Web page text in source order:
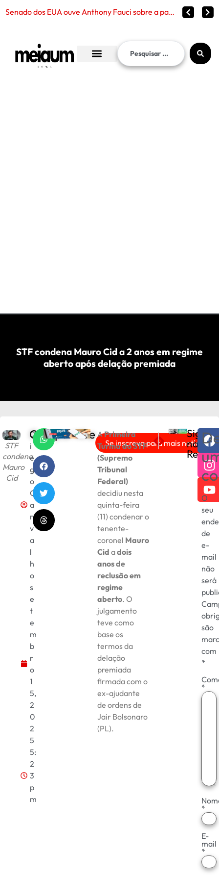
Fraude no INSS che
STF condena Mauro Cid a 2 anos em regime
aberto após delação premiada
STF
condena
Mauro
Cid
D
i
e
g
o
C
a
r
v
a
l
h
o
s
e
t
e
m
b
r
o
1
5,
2
0
2
5
5:
2
3
p
m
Compartilhe
Se inscreva para mais notícias!
APrimeira
Turma do STF
(Supremo
Tribunal
Federal)
decidiu nesta
quinta-feira
(11) condenar o
tenente-
coronel Mauro
Cid adois
anos de
reclusão em
regime
aberto. O
julgamento
teve como
base os
termos da
delação
premiada
firmada com o
ex-ajudante
de ordens de
Jair Bolsonaro
(PL).
ANTERIOR
Trump anuncia
PRÓXIMO
Trump nega vistos de
Sigam
nas
Redes
O
seu
de
e-
mail
não
será
são
com
*
*
*
E-
mail
*